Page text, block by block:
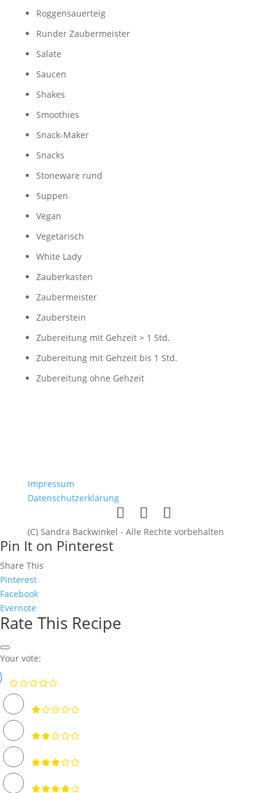
Roggensauerteig
Runder Zaubermeister
Salate
Saucen
Shakes
Smoothies
Snack-Maker
Snacks
Stoneware rund
Suppen
Vegan
Vegetarisch
White Lady
Zauberkasten
Zaubermeister
Zauberstein
Zubereitung mit Gehzeit > 1 Std.
Zubereitung mit Gehzeit bis 1 Std.
Zubereitung ohne Gehzeit
Impressum
Datenschutzerklärung
(C) Sandra Backwinkel - Alle Rechte vorbehalten
Pin It on Pinterest
Share This
Pinterest
Facebook
Evernote
Rate This Recipe
Your vote: